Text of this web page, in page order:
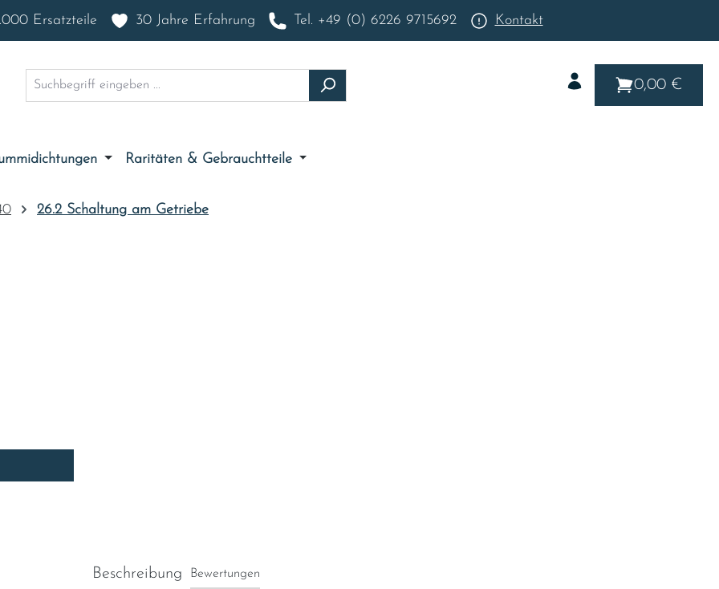
Ersatzteile 30 Jahre Erfahrung Tel. +49 (0) 6226 9715692 Kontakt
0,00 €
Raritäten & Gebrauchtteile
26.2 Schaltung am Getriebe
Beschreibung Bewertungen